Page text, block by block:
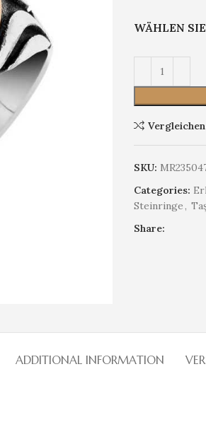
WÄHLEN SIE
Vergleichen
SKU:
Categories:
Steinringe,
Share:
ADDITIONAL INFORMATION